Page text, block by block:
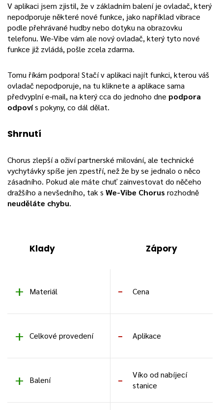
V aplikaci jsem zjistil, že v základním balení je ovladač, který
nepodporuje některé nové funkce, jako například vibrace
podle přehrávané hudby nebo dotyku na obrazovku
telefonu. We-Vibe vám ale nový ovladač, který tyto nové
funkce již zvládá, pošle zcela zdarma.
Tomu říkám podpora! Stačí v aplikaci najít funkci, kterou váš
ovladač nepodporuje, na tu kliknete a aplikace sama
předvyplní e-mail, na který cca do jednoho dne podpora
odpovís pokyny, co dál dělat.
Shrnutí
Chorus zlepší a oživí partnerské milování, ale technické
vychytávky spíše jen zpestří, než že by se jednalo o něco
zásadního. Pokud ale máte chuť zainvestovat do něčeho
dražšího a nevšedního, tak s We-Vibe Chorus rozhodně
neuděláte chybu.
Klady Zápory
Materiál Cena
Celkové provedení Aplikace
Balení
Víko od nabíjecí
stanice